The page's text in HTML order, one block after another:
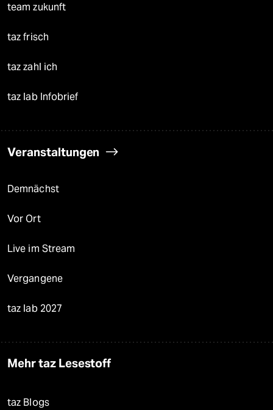
team zukunft
taz frisch
taz zahl ich
taz lab Infobrief
Veranstaltungen
Demnächst
Vor Ort
Live im Stream
Vergangene
taz lab 2027
Mehr taz Lesestoff
taz Blogs